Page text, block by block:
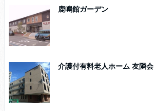
鹿鳴館ガーデン
介護付有料老人ホーム 友隣会